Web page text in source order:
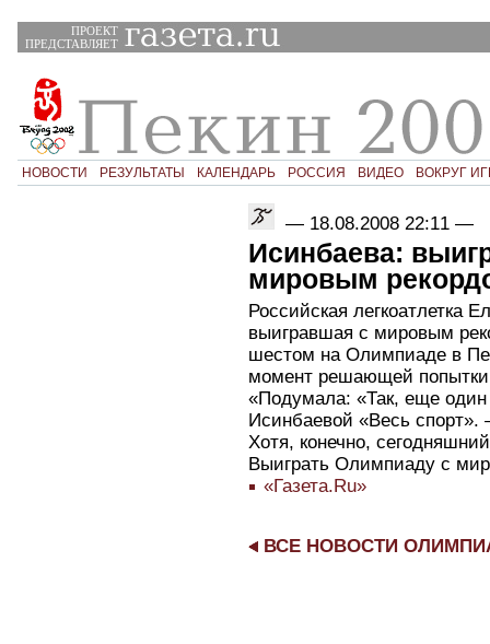
ПРОЕКТ
ПРЕДСТАВЛЯЕТ
НОВОСТИ РЕЗУЛЬТАТЫ КАЛЕНДАРЬ РОССИЯ ВИДЕО ВОКРУГ
— 18.08.2008 22:11 —
Исинбаева:
мировым
Российская легкоатлетка
выигравшая с мировым
шестом на Олимпиаде в
момент решающей попытки
«Подумала: «Так, еще один
Исинбаевой «Весь спорт».
Хотя, конечно,
Выиграть Олимпиаду с
«Газета.Ru»
ВСЕ НОВОСТИ